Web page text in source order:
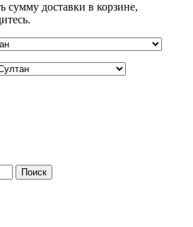
сумму доставки в корзине,
Поиск